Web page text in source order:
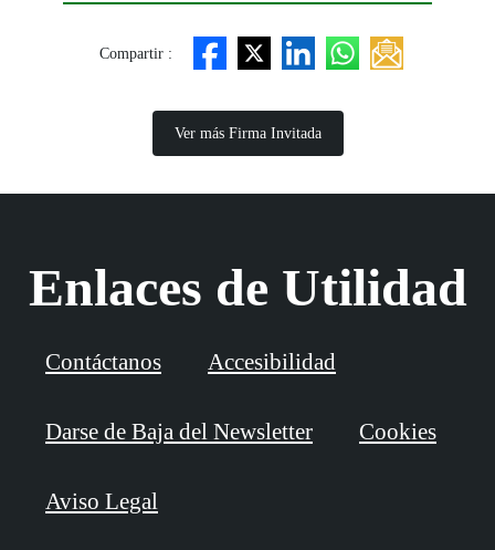
Compartir :
Ver más Firma Invitada
Enlaces de Utilidad
Contáctanos Accesibilidad
Darse de Baja del Newsletter Cookies
Aviso Legal